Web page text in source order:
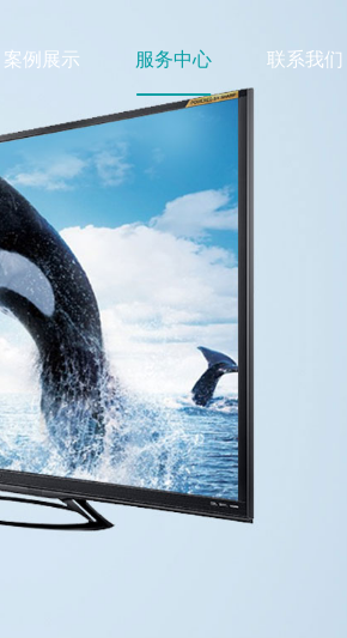
案例展示 服务中心 联系我们